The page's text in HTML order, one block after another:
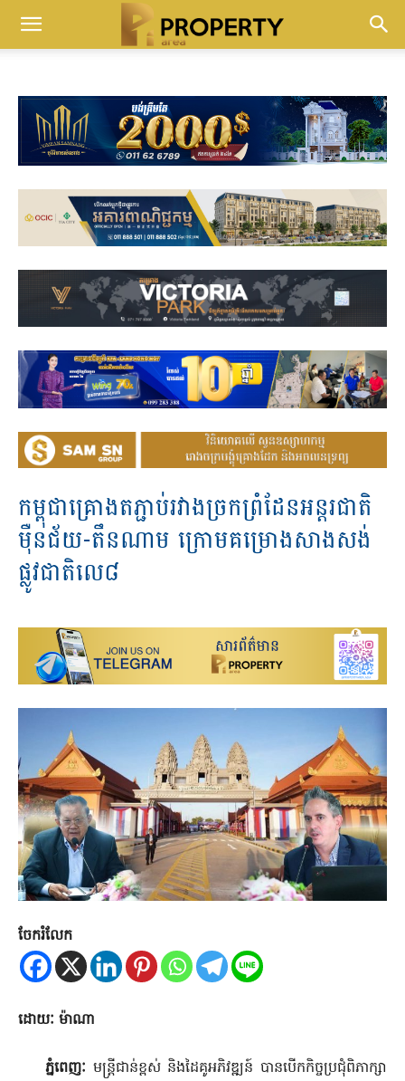
កម្ពុជា​គ្រោង​តភ្ជាប់​រវាង​ច្រក​ព្រំដែន​អន្ដរជាតិ​
ម៉ឺន​ជ័យ-តឹនណាម​ ក្រោម​គម្រោង​សាង​សង់​
ផ្លូវជាតិ​លេ​៨​
ចែករំលែក
ដោយៈ ម៉ាណា
ភ្នំពេញៈ មន្រ្តីជាន់ខ្ពស់ និងដៃគូអភិវឌ្ឍន៍ បានបើកកិច្ចប្រជុំពិភាក្សា